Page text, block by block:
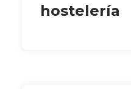
hostelería